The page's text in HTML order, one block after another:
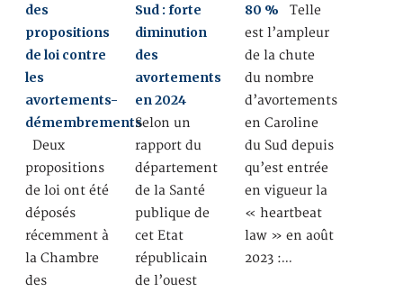
des
propositions
de loi contre
les
avortements-
démembrements
Deux
propositions
de loi ont été
déposés
récemment à
la Chambre
des
Sud : forte
diminution
des
avortements
en 2024
Selon un
rapport du
département
de la Santé
publique de
cet Etat
républicain
de l’ouest
80 % Telle
est l’ampleur
de la chute
du nombre
d’avortements
en Caroline
du Sud depuis
qu’est entrée
en vigueur la
« heartbeat
law » en août
2023 :…